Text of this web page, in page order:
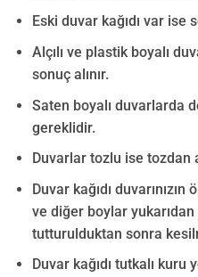
Eski duvar kağıdı var ise
Alçılı ve plastik boyalı
sonuç alınır.
Saten boyalı duvarlarda
gereklidir.
Duvarlar tozlu ise tozdan
Duvar kağıdı
ve diğer boylar
tutturulduktan sonra
Duvar kağıdı tutkalı